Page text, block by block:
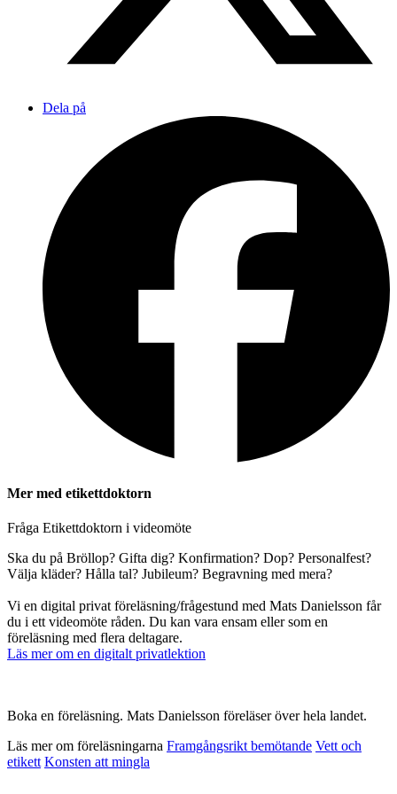
Dela på
Mer med etikettdoktorn
Fråga Etikettdoktorn i videomöte
Ska du på Bröllop? Gifta dig? Konfirmation? Dop? Personalfest?
Välja kläder? Hålla tal? Jubileum? Begravning med mera?
Vi en digital privat föreläsning/frågestund med Mats Danielsson får
du i ett videomöte råden. Du kan vara ensam eller som en
föreläsning med flera deltagare.
Läs mer om en digitalt privatlektion
Boka en föreläsning. Mats Danielsson föreläser över hela landet.
Läs mer om föreläsningarna Framgångsrikt bemötande Vett och
etikett Konsten att mingla